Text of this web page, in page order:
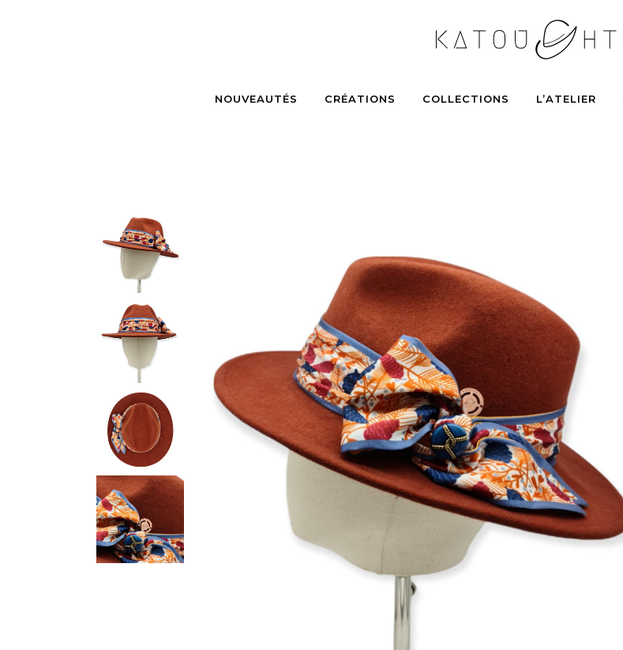
NOUVEAUTÉS CRÉATIONS COLLECTIONS L’ATELIER